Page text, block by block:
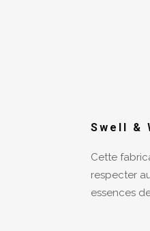
Swell &
Cette
respecter
essences